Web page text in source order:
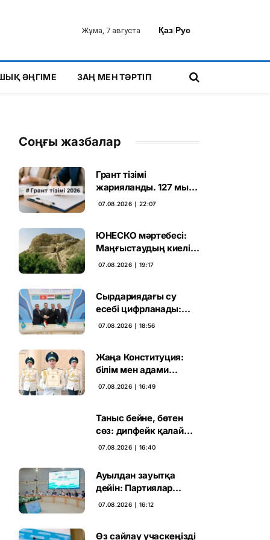
Жұма, 7 августа Қаз|Рус
ӘҢГІМЕ ЗАҢ МЕН ТӘРТІП
Соңғы жазбалар
Грант тізімі
жарияланды. 127 мың
талапкердің
07.08.2026 ∣ 22:07
ЮНЕСКО мәртебесі:
Маңғыстаудың киелі
мұрасын қорғаудың
07.08.2026 ∣ 19:17
Сырдариядағы су
есебі цифрланады:
Орталық Азия ортақ
07.08.2026 ∣ 18:56
Жаңа Конституция:
білім мен адами
капиталға салынған
07.08.2026 ∣ 16:49
Таныс бейне, бөтен
сөз: дипфейк қалай
жұмыс істейді
07.08.2026 ∣ 16:40
Ауылдан зауытқа
дейін: Партиялар
сайлаушымен бетпе-
07.08.2026 ∣ 16:12
Өз сайлау учаскеңізді